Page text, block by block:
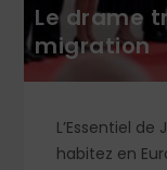
Le drame
migration
L’Essentiel
habitez en